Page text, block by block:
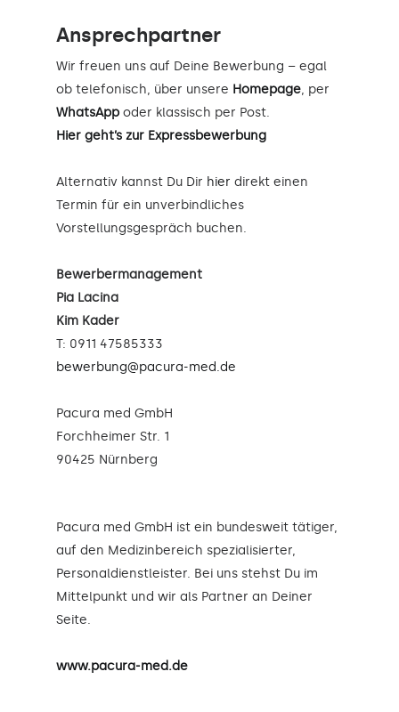
Ansprechpartner
Wir freuen uns auf Deine Bewerbung – egal
ob telefonisch, über unsere Homepage, per
WhatsApp oder klassisch per Post.
Hier geht’s zur Expressbewerbung
Alternativ kannst Du Dir hier direkt einen
Termin für ein unverbindliches
Vorstellungsgespräch buchen.
Bewerbermanagement
Pia Lacina
Kim Kader
T: 0911 47585333
bewerbung@pacura-med.de
Pacura med GmbH
Forchheimer Str. 1
90425 Nürnberg
Pacura med GmbH ist ein bundesweit tätiger,
auf den Medizinbereich spezialisierter,
Personaldienstleister. Bei uns stehst Du im
Mittelpunkt und wir als Partner an Deiner
Seite.
www.pacura-med.de